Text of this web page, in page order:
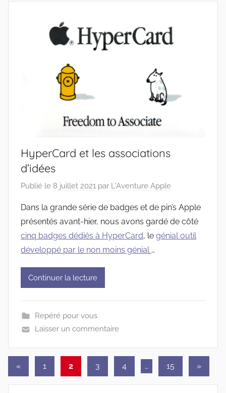
HyperCard et les associations
d’idées
Publié le 8 juillet 2021 par L'Aventure Apple
Dans la grande série de badges et de pin’s Apple
présentés avant-hier, nous avons gardé de côté
cinq badges dédiés à HyperCard, le génial outil
développé par le non moins génial …
Continuer la lecture
Repéré pour vous
Laisser un commentaire
Pagination
des
« Publications
précédentes
1 2 3 4 … 15
Articles
»